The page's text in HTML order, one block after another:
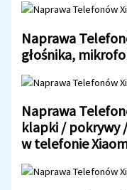
Naprawa
głośnika,
Naprawa
klapki / pokrywy
w telefonie